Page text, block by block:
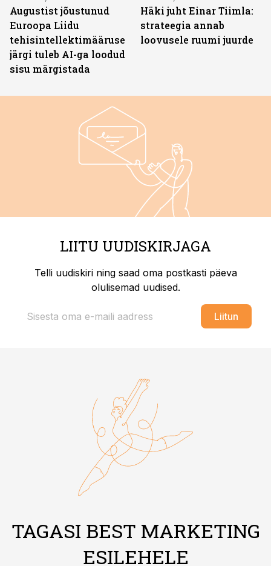
Augustist jõustunud
Euroopa Liidu
tehisintellektimääruse
järgi tuleb AI-ga loodud
sisu märgistada
Häki juht Einar Tiimla:
strateegia annab
loovusele ruumi juurde
LIITU UUDISKIRJAGA
Telli uudiskiri ning saad oma postkasti päeva
olulisemad uudised.
Liitun
TAGASI BEST MARKETING
ESILEHELE